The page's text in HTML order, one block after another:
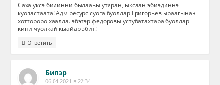
Саха уксэ билинни былааьы утаран, ыксаан эбиэдиннэ
куоластаата! Адм ресурс суога буоллар Григорьев ыраагынан
хоттороро хаалла. эбэтэр федоровы устубатахтара буоллар
кини чуолкай кыайар эбит!
Ответить
Билэр
06.04.2021 в 22:34